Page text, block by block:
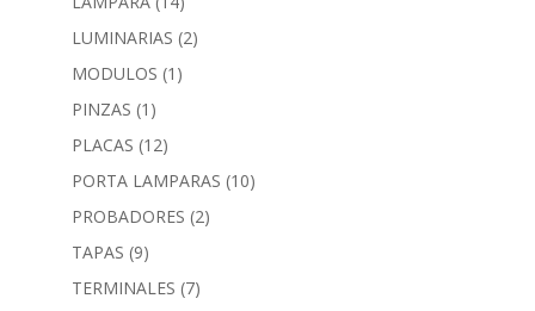
LUMINARIAS (2)
MODULOS (1)
PINZAS (1)
PLACAS (12)
PORTA LAMPARAS (10)
PROBADORES (2)
TAPAS (9)
TERMINALES (7)